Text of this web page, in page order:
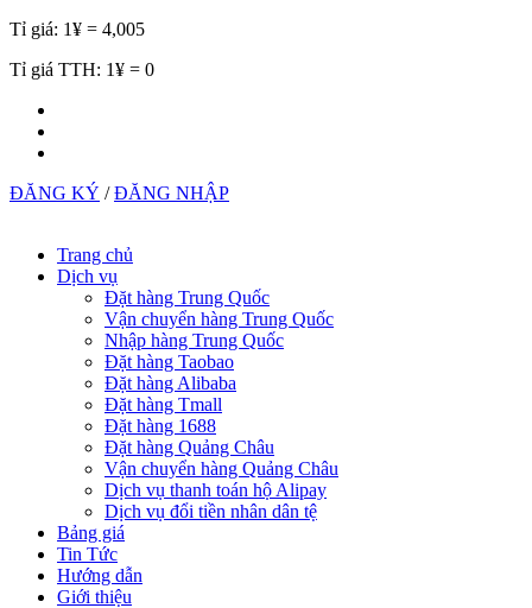
Tỉ giá: 1¥ = 4,005
Tỉ giá TTH: 1¥ = 0
ĐĂNG KÝ /ĐĂNG NHẬP
Trang chủ
Dịch vụ
Đặt hàng Trung Quốc
Vận chuyển hàng Trung Quốc
Nhập hàng Trung Quốc
Đặt hàng Taobao
Đặt hàng Alibaba
Đặt hàng Tmall
Đặt hàng 1688
Đặt hàng Quảng Châu
Vận chuyển hàng Quảng Châu
Dịch vụ thanh toán hộ Alipay
Dịch vụ đổi tiền nhân dân tệ
Bảng giá
Tin Tức
Hướng dẫn
Giới thiệu